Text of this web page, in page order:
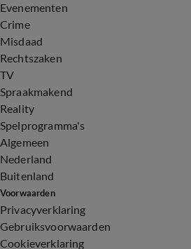
Evenementen
Crime
Misdaad
Rechtszaken
TV
Spraakmakend
Reality
Spelprogramma's
Algemeen
Nederland
Buitenland
Voorwaarden
Privacyverklaring
Gebruiksvoorwaarden
Cookieverklaring